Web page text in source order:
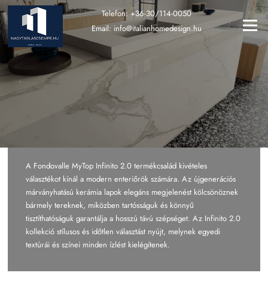
Ugrás
a
tartalomra
Menü
Telefon: +36-30/114-0050
Email: info@italianhomedesign.hu
A Fondovalle MyTop Infinito 2.0 termékcsalád kivételes
választékot kínál a modern enteriőrök számára. Az újgenerációs
márványhatású kerámia lapok elegáns megjelenést kölcsönöznek
bármely tereknek, miközben tartósságuk és könnyű
tisztíthatóságuk garantálja a hosszú távú szépséget. Az Infinito 2.0
kollekció stílusos és időtlen választást nyújt, melynek egyedi
textúrái és színei minden ízlést kielégítenek.